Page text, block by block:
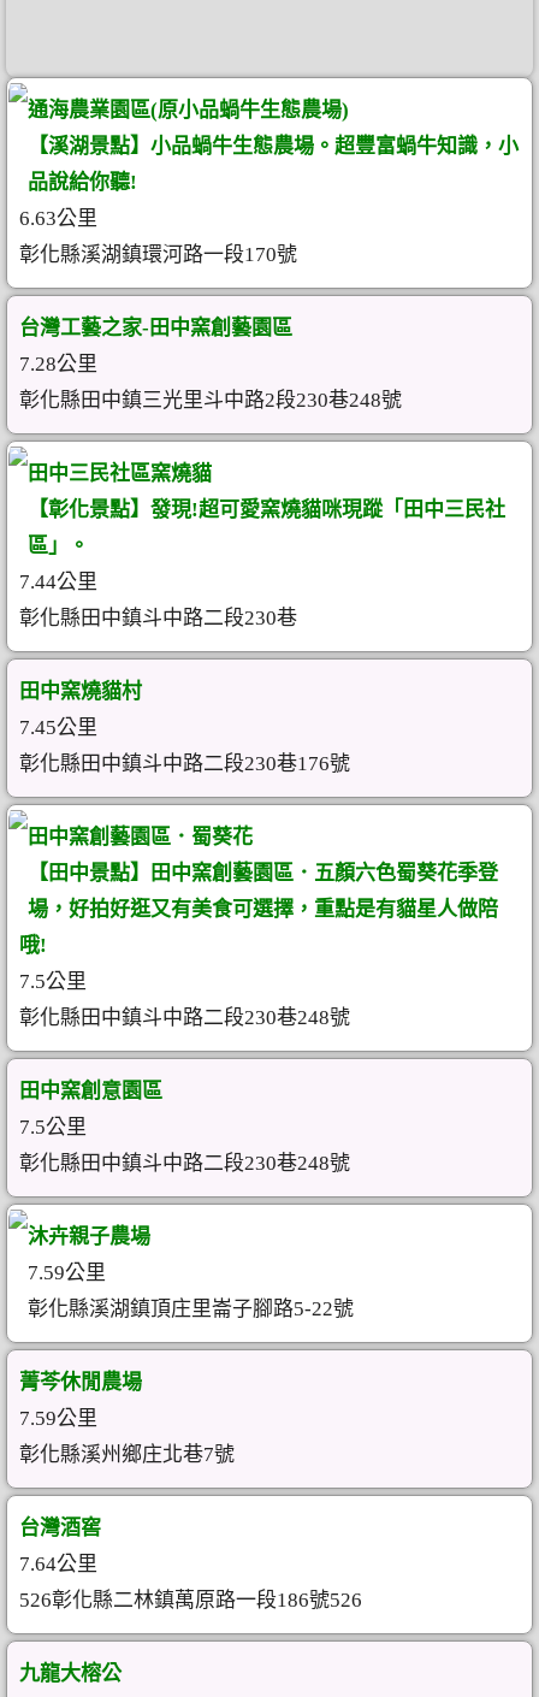
通海農業園區(原小品蝸牛生態農場)
【溪湖景點】小品蝸牛生態農場。超豐富蝸牛知識，小
品說給你聽!
6.63公里
彰化縣溪湖鎮環河路一段170號
台灣工藝之家-田中窯創藝園區
7.28公里
彰化縣田中鎮三光里斗中路2段230巷248號
田中三民社區窯燒貓
【彰化景點】發現!超可愛窯燒貓咪現蹤「田中三民社
區」。
7.44公里
彰化縣田中鎮斗中路二段230巷
田中窯燒貓村
7.45公里
彰化縣田中鎮斗中路二段230巷176號
田中窯創藝園區．蜀葵花
【田中景點】田中窯創藝園區．五顏六色蜀葵花季登
場，好拍好逛又有美食可選擇，重點是有貓星人做陪
哦!
7.5公里
彰化縣田中鎮斗中路二段230巷248號
田中窯創意園區
7.5公里
彰化縣田中鎮斗中路二段230巷248號
沐卉親子農場
7.59公里
彰化縣溪湖鎮頂庄里崙子腳路5-22號
菁芩休閒農場
7.59公里
彰化縣溪州鄉庄北巷7號
台灣酒窖
7.64公里
526彰化縣二林鎮萬原路一段186號526
九龍大榕公